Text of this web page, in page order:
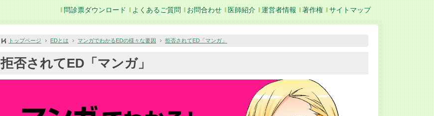
問診票ダウンロード よくあるご質問 お問合わせ 医師紹介 運営者情報 著作権 サイトマップ
トップページ EDとは マンガでわかるEDの様々な要因 拒否されてED「マンガ」
拒否されてED「マンガ」